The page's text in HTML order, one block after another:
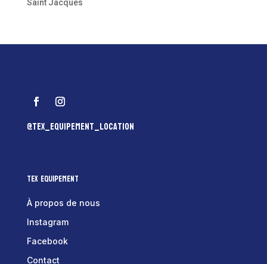
Saint Jacques
@tex_equipement_location
Tex Equipement
À propos de nous
Instagram
Facebook
Contact